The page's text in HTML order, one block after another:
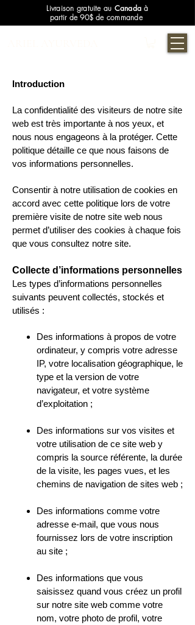
Livraison gratuite au Canada à
partir de 90$ de commande
Introduction
La confidentialité des visiteurs de notre site
web est très importante à nos yeux, et
nous nous engageons à la protéger. Cette
politique détaille ce que nous faisons de
vos informations personnelles.
Consentir à notre utilisation de cookies en
accord avec cette politique lors de votre
première visite de notre site web nous
permet d’utiliser des cookies à chaque fois
que vous consultez notre site.
Collecte d’informations personnelles
Les types d’informations personnelles
suivants peuvent collectés, stockés et
utilisés :
Des informations à propos de votre
ordinateur, y compris votre adresse
IP, votre localisation géographique, le
type et la version de votre
navigateur, et votre système
d’exploitation ;
Des informations sur vos visites et
votre utilisation de ce site web y
compris la source référente, la durée
de la visite, les pages vues, et les
chemins de navigation de sites web ;
Des informations comme votre
adresse e-mail, que vous nous
fournissez lors de votre inscription
au site ;
Des informations que vous
saisissez quand vous créez un profil
sur notre site web comme votre
nom, votre photo de profil, votre